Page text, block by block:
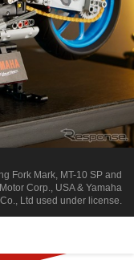
Fork Mark, MT-10 SP and
Corp., USA & Yamaha
Ltd used under license.